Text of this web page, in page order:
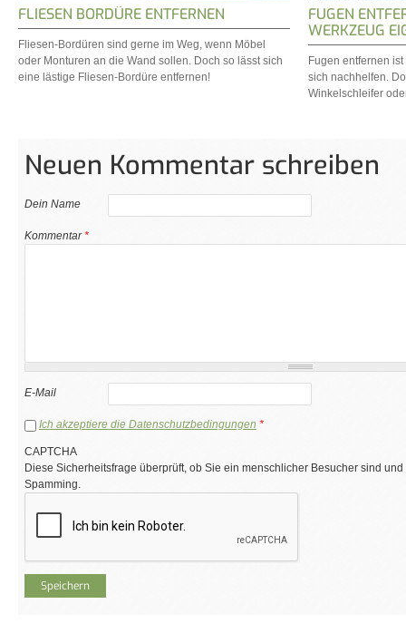
FLIESEN BORDÜRE ENTFERNEN
Fliesen-Bordüren sind gerne im Weg, wenn Möbel
oder Monturen an die Wand sollen. Doch so lässt sich
eine lästige Fliesen-Bordüre entfernen!
FUGEN
WERKZEUG
Fugen entfernen
sich nachhelfen.
Winkelschleifer
Neuen Kommentar schreiben
Dein Name
Kommentar*
E-Mail
Ich akzeptiere die Datenschutzbedingungen *
CAPTCHA
Diese Sicherheitsfrage überprüft, ob Sie ein menschlicher Besucher sind
Spamming.